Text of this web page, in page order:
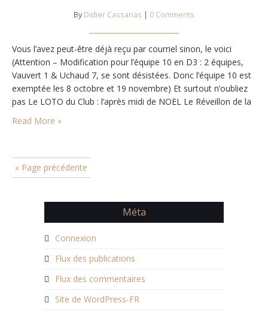
By Didier Cassanas | 0 Comments
Vous l’avez peut-être déjà reçu par courriel sinon, le voici
(Attention – Modification pour l’équipe 10 en D3 : 2 équipes,
Vauvert 1 & Uchaud 7, se sont désistées. Donc l’équipe 10 est
exemptée les 8 octobre et 19 novembre) Et surtout n’oubliez
pas Le LOTO du Club : l’après midi de NOEL Le Réveillon de la
Saint Sylvestre organisés,…
Read More »
« Page précédente
Méta
Connexion
Flux des publications
Flux des commentaires
Site de WordPress-FR